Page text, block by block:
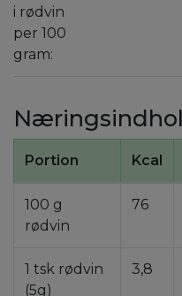
i rødvin
per 100
gram:
Portion Kcal
100 g
rødvin
76
1 tsk rødvin
(5g)
3,8